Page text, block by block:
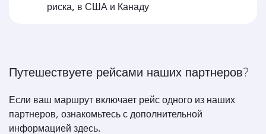
риска, в США и Канаду
Путешествуете рейсами наших партнеров?
Если ваш маршрут включает рейс одного из наших
партнеров, ознакомьтесь с дополнительной
информацией здесь.